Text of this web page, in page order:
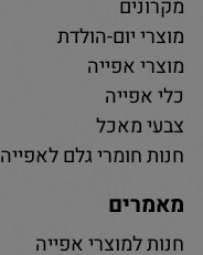
מקרונים
מוצרי יום-הולדת
מוצרי אפייה
כלי אפייה
צבעי מאכל
חנות חומרי גלם לאפייה
מאמרים
חנות למוצרי אפייה